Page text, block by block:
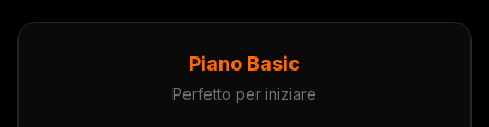
Piano Basic
Perfetto per iniziare